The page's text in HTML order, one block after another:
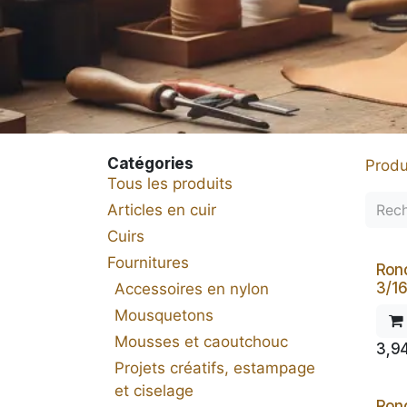
Catégories
Tous les produits
Articles en cuir
Cuirs
Fournitures
Accessoires en nylon
Mousquetons
Mousses et caoutchouc
Projets créatifs, estampage
et ciselage
3/